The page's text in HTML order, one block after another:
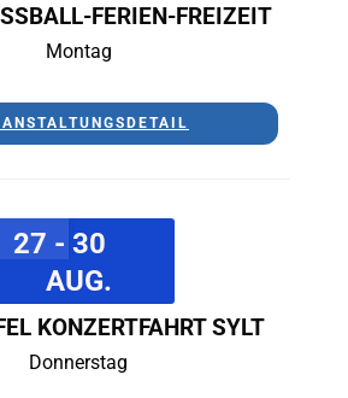
FERIEN-FREIZEIT
Montag
27 - 30
AUG.
KONZERTFAHRT SYLT
Donnerstag